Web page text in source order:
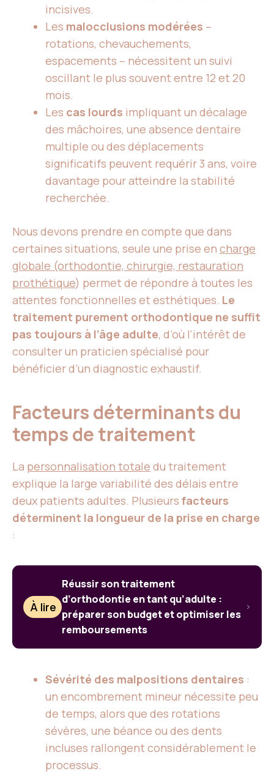
incisives.
Les malocclusions modérées –
rotations, chevauchements,
espacements – nécessitent un suivi
oscillant le plus souvent entre 12 et 20
mois.
Les cas lourds impliquant un décalage
des mâchoires, une absence dentaire
multiple ou des déplacements
significatifs peuvent requérir 3 ans, voire
davantage pour atteindre la stabilité
recherchée.
Nous devons prendre en compte que dans
certaines situations, seule une prise en charge
globale (orthodontie, chirurgie, restauration
prothétique) permet de répondre à toutes les
attentes fonctionnelles et esthétiques. Le
traitement purement orthodontique ne suffit
pas toujours à l’âge adulte, d’où l’intérêt de
consulter un praticien spécialisé pour
bénéficier d’un diagnostic exhaustif.
Facteurs déterminants du
temps de traitement
La personnalisation totale du traitement
explique la large variabilité des délais entre
deux patients adultes. Plusieurs facteurs
déterminent la longueur de la prise en charge
:
À lire
Réussir son traitement
d’orthodontie en tant qu’adulte :
préparer son budget et optimiser les
remboursements
Sévérité des malpositions dentaires :
un encombrement mineur nécessite peu
de temps, alors que des rotations
sévères, une béance ou des dents
incluses rallongent considérablement le
processus.